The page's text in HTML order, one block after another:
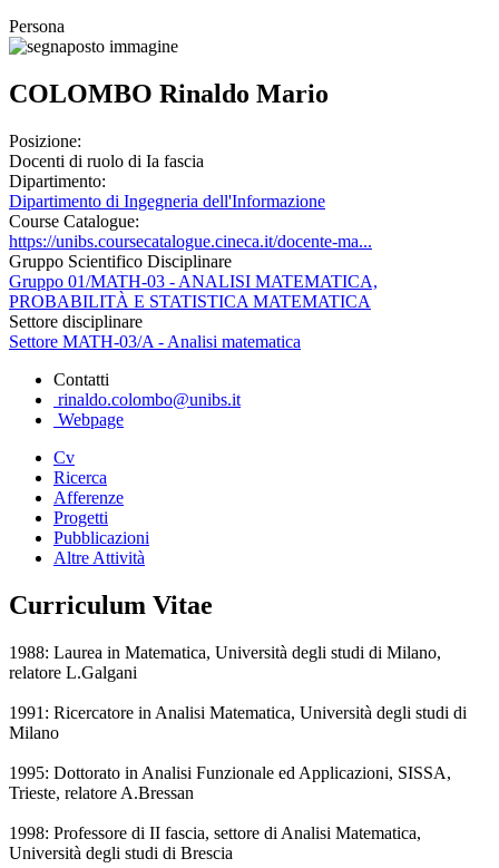
Persona
COLOMBO Rinaldo Mario
Posizione:
Docenti di ruolo di Ia fascia
Dipartimento:
Dipartimento di Ingegneria dell'Informazione
Course Catalogue:
https://unibs.coursecatalogue.cineca.it/docente-ma...
Gruppo Scientifico Disciplinare
Gruppo 01/MATH-03 - ANALISI MATEMATICA,
PROBABILITÀ E STATISTICA MATEMATICA
Settore disciplinare
Settore MATH-03/A - Analisi matematica
Contatti
rinaldo.colombo@unibs.it
Webpage
Cv
Ricerca
Afferenze
Progetti
Pubblicazioni
Altre Attività
Curriculum Vitae
1988: Laurea in Matematica, Università degli studi di Milano,
relatore L.Galgani
1991: Ricercatore in Analisi Matematica, Università degli studi di
Milano
1995: Dottorato in Analisi Funzionale ed Applicazioni, SISSA,
Trieste, relatore A.Bressan
1998: Professore di II fascia, settore di Analisi Matematica,
Università degli studi di Brescia